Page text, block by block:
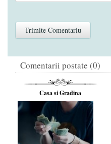
Comentarii postate (0)
Casa si Gradina